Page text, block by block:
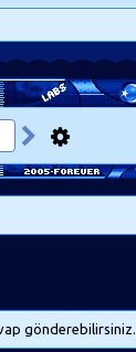
gönderebilirsiniz.